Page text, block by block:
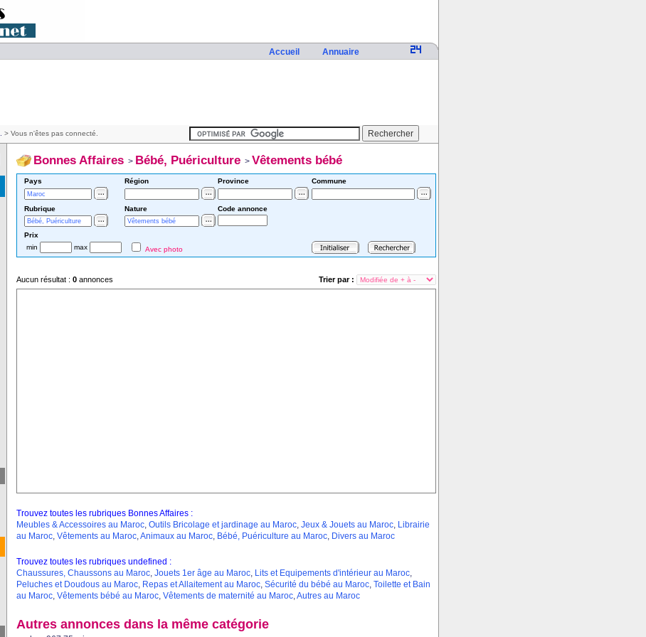
Accueil Annuaire
> Vous n'êtes pas connecté.
Bonnes Affaires> Bébé, Puériculture> Vêtements bébé
Pays Région Province Commune
Rubrique Nature Code annonce
Prix
min
max Avec photo
Aucun résultat : 0annonces Trier par :
Trouvez toutes les rubriques Bonnes Affaires :
Meubles & Accessoires au Maroc, Outils Bricolage et jardinage au Maroc, Jeux & Jouets au Maroc, Librairie
au Maroc, Vêtements au Maroc,Animaux au Maroc, Bébé, Puériculture au Maroc, Divers au Maroc
Trouvez toutes les rubriques undefined :
Chaussures, Chaussons au Maroc, Jouets 1er âge au Maroc, Lits et Equipements d'intérieur au Maroc,
Peluches et Doudous au Maroc, Repas et Allaitement au Maroc, Sécurité du bébé au Maroc, Toilette et Bain
au Maroc, Vêtements bébé au Maroc, Vêtements de maternité au Maroc,Autres au Maroc
Autres annonces dans la même catégorie